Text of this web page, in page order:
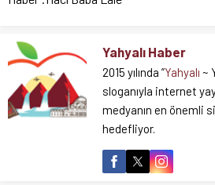
Yahyalı Haber
2015 yılında ”Yahyalı ~
sloganıyla internet
medyanın en önemli
hedefliyor.